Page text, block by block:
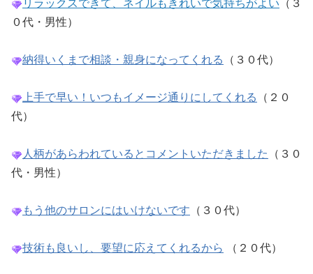
リラックスできて、ネイルもきれいで気持ちがよい （３
０代・男性）
納得いくまで相談・親身になってくれる （３０代）
上手で早い！いつもイメージ通りにしてくれる
（２０
代）
人柄があらわれているとコメントいただきました
（３０
代・男性）
もう他のサロンにはいけないです （３０代）
技術も良いし、要望に応えてくれるから （２０代）